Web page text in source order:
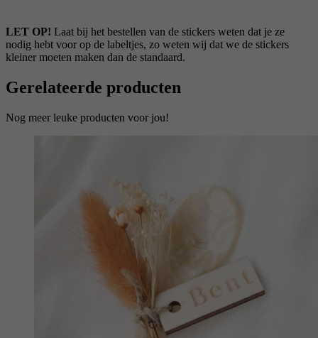
LET OP! Laat bij het bestellen van de stickers weten dat je ze
nodig hebt voor op de labeltjes, zo weten wij dat we de stickers
kleiner moeten maken dan de standaard.
Gerelateerde producten
Nog meer leuke producten voor jou!